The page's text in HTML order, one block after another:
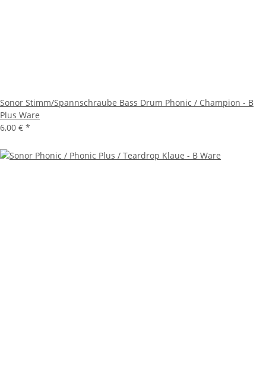
Sonor Stimm/Spannschraube Bass Drum Phonic / Champion - B
Plus Ware
6,00 € *